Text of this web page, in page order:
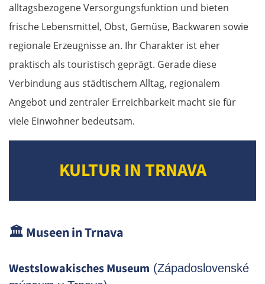
alltagsbezogene Versorgungsfunktion und bieten
frische Lebensmittel, Obst, Gemüse, Backwaren sowie
regionale Erzeugnisse an. Ihr Charakter ist eher
praktisch als touristisch geprägt. Gerade diese
Verbindung aus städtischem Alltag, regionalem
Angebot und zentraler Erreichbarkeit macht sie für
viele Einwohner bedeutsam.
KULTUR IN TRNAVA
🏛️Museen in Trnava
Westslowakisches Museum (Západoslovenské